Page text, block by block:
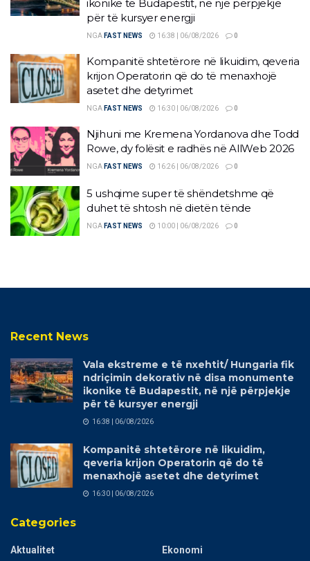
ikonike të Budapestit, në një përpjekje
për të kursyer energji
NGA FAST NEWS 16:38 | 06/08/2026 0
Kompanitë shtetërore në likuidim, qeveria
krijon Operatorin që do të menaxhojë
asetet dhe detyrimet
NGA FAST NEWS 16:30 | 06/08/2026 0
Njihuni me Kremena Yordanova dhe Todd
Rowe, dy folësit e radhës në AllWeb 2026
NGA FAST NEWS 16:26 | 06/08/2026 0
5 ushqime super të shëndetshme që
duhet të shtosh në dietën tënde
NGA FAST NEWS 10:00 | 06/08/2026 0
Recent News
Vala ekstreme e të nxehtit/ Hungaria fik
ndriçimin dekorativ në disa monumente
ikonike të Budapestit, në një përpjekje
për të kursyer energji
16:38 | 06/08/2026
Kompanitë shtetërore në likuidim,
qeveria krijon Operatorin që do të
menaxhojë asetet dhe detyrimet
16:30 | 06/08/2026
Categories
Aktualitet
Ekonomi